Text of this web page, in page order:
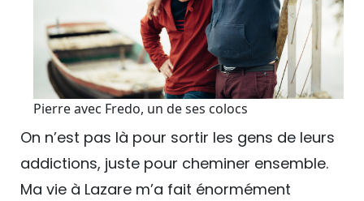
Pierre avec Fredo, un de ses colocs
On n’est pas là pour sortir les gens de leurs
addictions, juste pour cheminer ensemble.
Ma vie à Lazare m’a fait énormément